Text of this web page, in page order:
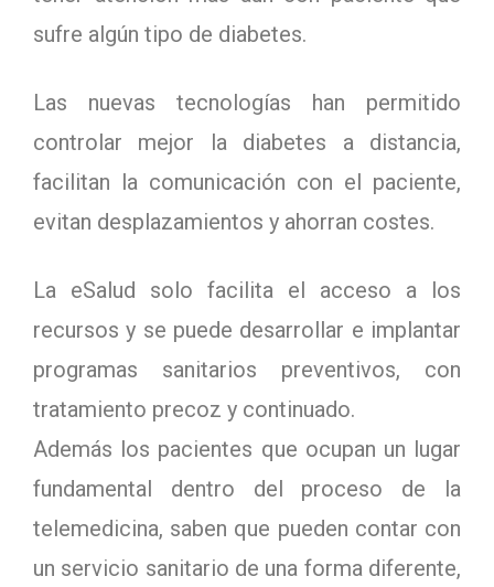
sufre algún tipo de diabetes.
Las nuevas tecnologías han permitido
controlar mejor la diabetes a distancia,
facilitan la comunicación con el paciente,
evitan desplazamientos y ahorran costes.
La eSalud solo facilita el acceso a los
recursos y se puede desarrollar e implantar
programas sanitarios preventivos, con
tratamiento precoz y continuado.
Además los pacientes que ocupan un lugar
fundamental dentro del proceso de la
telemedicina, saben que pueden contar con
un servicio sanitario de una forma diferente,